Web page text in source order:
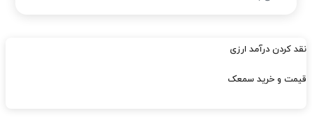
نقد کردن درآمد ارزی
قیمت و خرید سمعک